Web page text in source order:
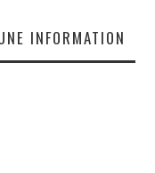
INFORMATION